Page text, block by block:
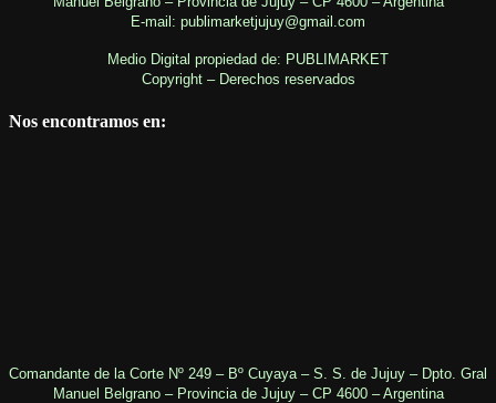
E-mail: publimarketjujuy@gmail.com
Medio Digital propiedad de: PUBLIMARKET
Copyright – Derechos reservados
Nos encontramos en:
Comandante de la Corte Nº 249 – Bº Cuyaya – S. S. de Jujuy – Dpto. Gral
Manuel Belgrano – Provincia de Jujuy – CP 4600 – Argentina